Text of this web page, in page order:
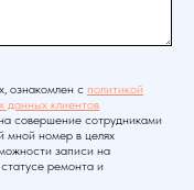
ознакомлен с политикой
данных клиентов
совершение сотрудниками
мной номер в целях
записи на
ремонта и